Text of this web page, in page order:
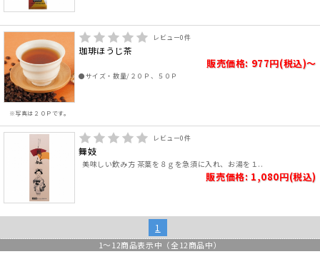
※写真は２０Ｐです。
レビュー0件
珈琲ほうじ茶
販売価格: 977円(税込)～
●サイズ・数量/２０Ｐ、５０Ｐ
レビュー0件
舞妓
美味しい飲み方 茶葉を８ｇを急須に入れ、お湯を１..
販売価格: 1,080円(税込)
1
1～ 12商品表示中（全 12商品中）